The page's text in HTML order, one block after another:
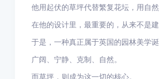
他用起伏的草坪代替繁复花坛，用自
在他的设计里，最重要的，从来不是
于是，一种真正属于英国的园林美学诞
广阔、宁静、克制、自然。
而草坪，则成为这一切的核心。